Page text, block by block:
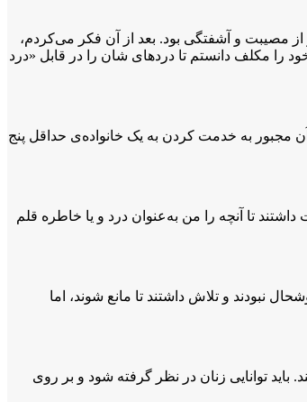
مصیبت و آشفتگی بود. بعد از آن فکر می‌کردم،
را مکلف دانستم تا درد‌های شان را در قابل «درد
مجبور به خدمت کردن به یک خانواده‌ی حداقل پنج
تا آنچه را من به‌عنوان درد و یا خاطره قلم
نبودند و تلاش داشتند تا مانع شوند، اما
باید توانایی زنان در نظر گرفته شود و بر روی